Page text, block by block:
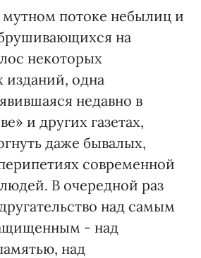
мутном потоке небылиц и
на
некоторых
изданий, одна
недавно в
и других газетах,
даже бывалых,
современной
В очередной раз
над самым
- над
над